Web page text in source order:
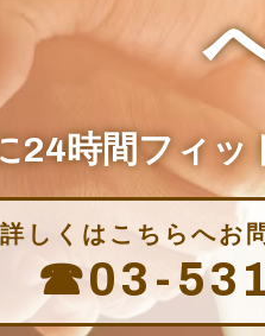
24時間フィ
詳しくはこちらへお
☎03-